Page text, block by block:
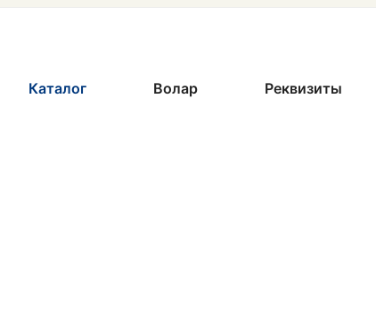
Каталог Волар Реквизиты